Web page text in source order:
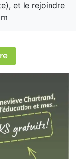
et le rejoindre